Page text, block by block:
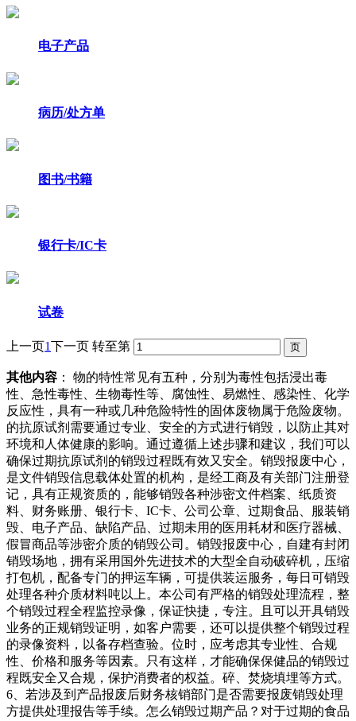
电子产品
病历/处方单
图书/书籍
银行卡/IC卡
试卷
上一页1下一页 转至第
其他内容 ： 物的特性常见有五种，分别为毒性包括浸出毒
性、急性毒性、生物毒性等、腐蚀性、易燃性、感染性、化学
反应性，具有一种或几种危险特性的固体废物属于危险废物。
的抗原试剂需要通过专业、安全的方式进行销毁，以防止其对
环境和人体健康的影响。通过遵循上述步骤和建议，我们可以
确保过期抗原试剂的销毁过程既有效又安全。销毁报废中心，
是文件销毁信息载体处置的机构，是经工商及有关部门注册登
记，具有正规资质的，能够销毁各种涉密文件档案、纸质资
料、财务账册、银行卡、IC卡、公司公章、过期食品、服装销
毁、电子产品、缺陷产品、过期未用的医用耗材和医疗器械、
假冒商品等涉密介质的销毁公司。销毁报废中心，自建有封闭
销毁场地，拥有采用国外先进技术的大型全自动破碎机，压缩
打包机，配备专门的押运车辆，可提供装运服务，每日可销毁
处理各种介质材料吨以上。本公司有严格的销毁处理流程，整
个销毁过程全程监控录像，保证快捷，专注。且可以开具销毁
业务的正规销毁证明，如客户需要，还可以提供整个销毁过程
的录像资料，以备存档查验。位时，应考虑其专业性、合规
性、价格和服务等因素。只有这样，才能确保保健品的销毁过
程既安全又合规，保护消费者的权益。碎、焚烧填埋等方式。
6、若涉及到产品报废后财务核销部门是否需要报废销毁处理
方提供处理报告等手续。怎么销毁过期产品？对于过期的食品